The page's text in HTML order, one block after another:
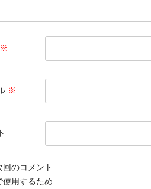
※
※
回のコメント
使用するため